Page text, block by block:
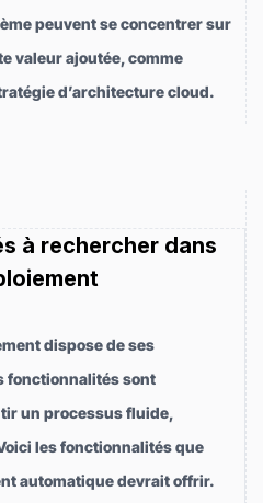
peuvent se concentrer sur
valeur ajoutée, comme
d’architecture cloud.
à rechercher dans
dispose de ses
fonctionnalités sont
un processus fluide,
les fonctionnalités que
automatique devrait offrir.